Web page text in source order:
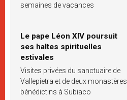
semaines de vacances
Le pape Léon XIV poursuit
ses haltes spirituelles
estivales
Visites privées du sanctuaire de
Vallepietra et de deux monastères
bénédictins à Subiaco